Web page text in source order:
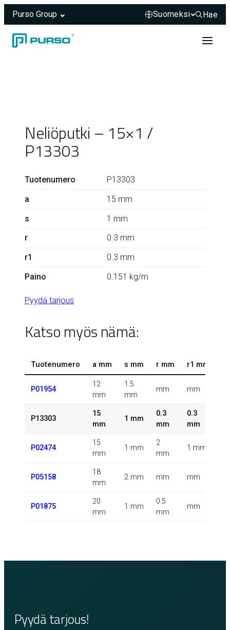
Purso Group
Hae
Hae
Neliöputki – 15×1 /
P13303
Tuotenumero
P13303
a
15 mm
s
1 mm
r
0.3 mm
r1
0.3 mm
Paino
0.151 kg/m
Pyydä tarjous
Katso myös nämä:
Tuotenumero a mm s mm r mm r1 mm
P01954
12
mm
1.5
mm
mm mm
P13303
15
mm
1 mm
0.3
mm
0.3
mm
P02474
15
mm
1 mm
2
mm
1 mm
P05158
18
mm
2 mm mm mm
P01875
20
mm
1 mm
0.5
mm
mm
Pyydä tarjous!